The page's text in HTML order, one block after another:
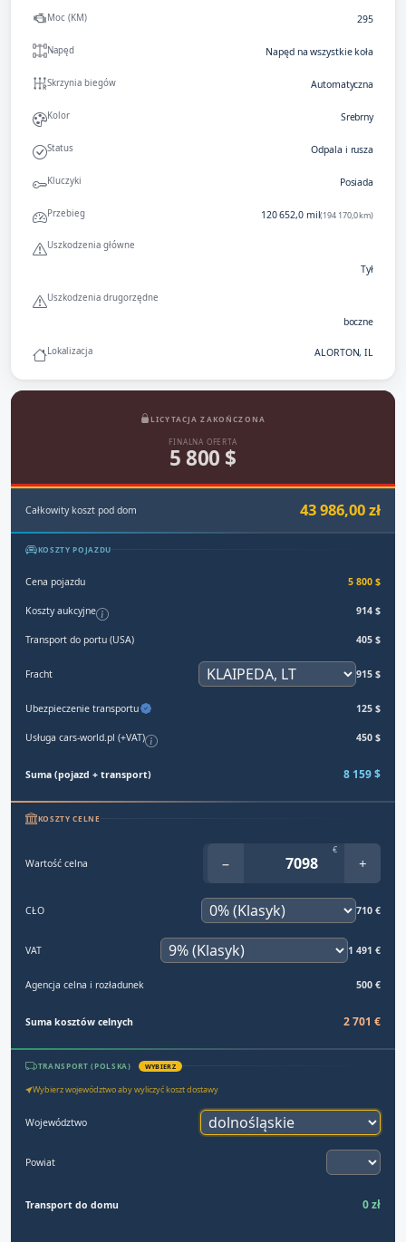
Moc (KM) 295
Napęd Napęd na wszystkie koła
Skrzynia biegów Automatyczna
Kolor Srebrny
Status Odpala i rusza
Kluczyki Posiada
Przebieg 120 652,0 mil(194 170,0 km)
Uszkodzenia główne
Tył
Uszkodzenia drugorzędne
boczne
Lokalizacja ALORTON, IL
LICYTACJA ZAKOŃCZONA
FINALNA OFERTA
5 800 $
Całkowity koszt pod dom 43 986,00 zł
KOSZTY POJAZDU
Cena pojazdu 5 800 $
Koszty aukcyjne 914 $
Transport do portu (USA) 405 $
Fracht 915 $
Ubezpieczenie transportu 125 $
Usługa cars-world.pl (+VAT) 450 $
Suma (pojazd + transport) 8 159 $
KOSZTY CELNE
Wartość celna −
€
+
CŁO 710 €
VAT 1 491 €
Agencja celna i rozładunek 500 €
Suma kosztów celnych 2 701 €
TRANSPORT (POLSKA) WYBIERZ
Wybierz województwo aby wyliczyć koszt dostawy
Województwo
Powiat
Transport do domu 0 zł